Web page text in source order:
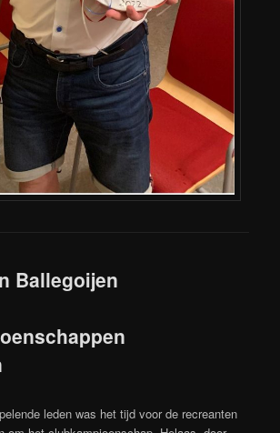
Ballegoijen
leden was het tijd voor de recreanten